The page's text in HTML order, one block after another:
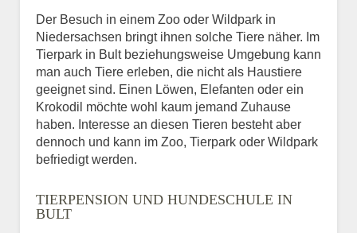
Der Besuch in einem Zoo oder Wildpark in
Niedersachsen bringt ihnen solche Tiere näher. Im
Tierpark in Bult beziehungsweise Umgebung kann
man auch Tiere erleben, die nicht als Haustiere
geeignet sind. Einen Löwen, Elefanten oder ein
Krokodil möchte wohl kaum jemand Zuhause
haben. Interesse an diesen Tieren besteht aber
dennoch und kann im Zoo, Tierpark oder Wildpark
befriedigt werden.
TIERPENSION UND HUNDESCHULE IN
BULT